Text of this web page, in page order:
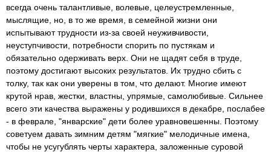
всегда очень талантливые, волевые, целеустремленные,
мыслящие, но, в то же время, в семейной жизни они
испытывают трудности из-за своей неуживчивости,
неуступчивости, потребности спорить по пустякам и
обязательно одерживать верх. Они не щадят себя в труде,
поэтому достигают высоких результатов. Их трудно сбить с
толку, так как они уверены в том, что делают. Многие имеют
крутой нрав, жестки, властны, упрямые, самолюбивые. Сильнее
всего эти качества выражены у родившихся в декабре, послабее
- в феврале, "январские" дети более уравновешенны. Поэтому
советуем давать зимним детям "мягкие" мелодичные имена,
чтобы не усугублять черты характера, заложенные суровой